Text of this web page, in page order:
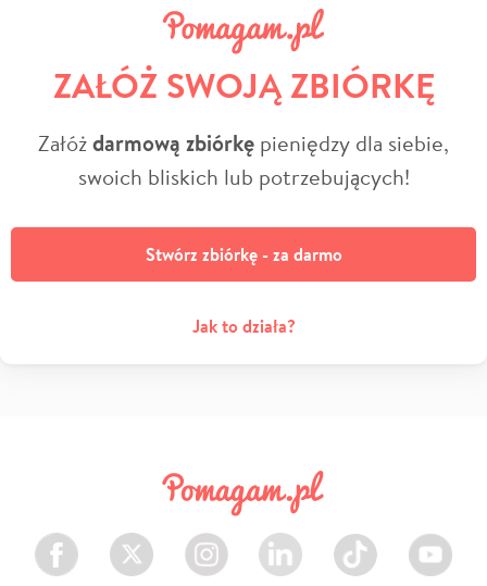
ZAŁÓŻ SWOJĄ ZBIÓRKĘ
Załóżdarmową zbiórkę pieniędzy dla siebie,
swoich bliskich lub potrzebujących!
Stwórz zbiórkę - za darmo
Jak to działa?
Facebook Twitter Instagram LinkedIn TikTok Youtube